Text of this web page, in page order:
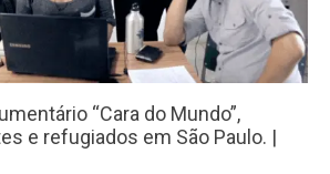
“Cara do Mundo”,
e refugiados em São Paulo. |